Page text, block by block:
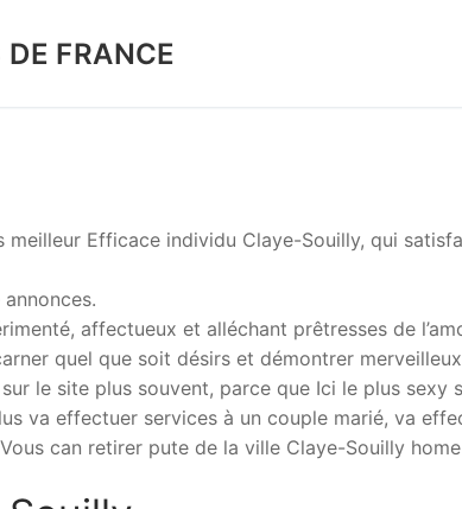
FRANCE
Efficace individu Claye-Souilly, qui
affectueux et alléchant prêtresses de
quel que soit désirs et démontrer
le site plus souvent, parce que Ici le plus sexy
va effectuer services à un couple marié, va
can retirer pute de la ville Claye-Souilly